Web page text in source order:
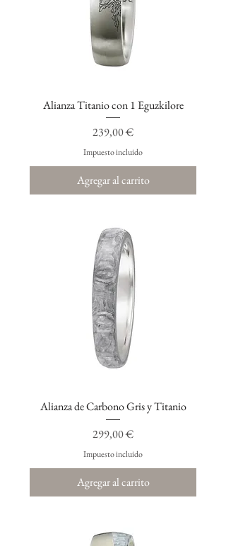
Alianza Titanio con 1 Eguzkilore
Precio
239,00 €
Impuesto incluido
Agregar al carrito
Alianza de Carbono Gris y Titanio
Precio
299,00 €
Impuesto incluido
Agregar al carrito